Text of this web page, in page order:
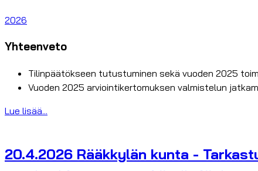
2026
Yhteenveto
Tilinpäätökseen tutustuminen sekä vuoden 2025
Vuoden 2025 arviointikertomuksen valmistelun
Lue lisää...
20.4.2026 Rääkkylän kunta -